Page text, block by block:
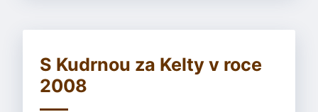
S Kudrnou za Kelty v roce
2008